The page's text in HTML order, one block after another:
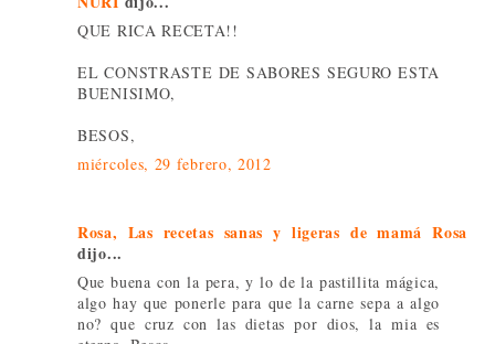
QUE RICA RECETA!!
EL CONSTRASTE DE SABORES SEGURO ESTA
BUENISIMO,
BESOS,
miércoles, 29 febrero, 2012
Rosa, Las recetas sanas y ligeras de mamá Rosa
dijo...
Que buena con la pera, y lo de la pastillita mágica,
algo hay que ponerle para que la carne sepa a algo
no? que cruz con las dietas por dios, la mia es